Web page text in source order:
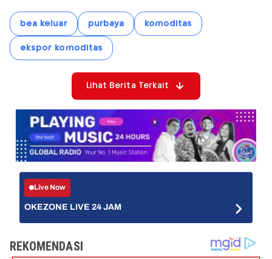
bea keluar purbaya komoditas
ekspor komoditas
Lihat Berita Terkait
Live Now
OKEZONE LIVE 24 JAM